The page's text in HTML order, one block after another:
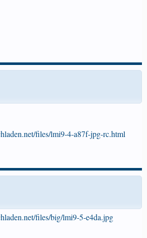
files/lmi9-4-a87f-jpg-rc.html
files/big/lmi9-5-e4da.jpg